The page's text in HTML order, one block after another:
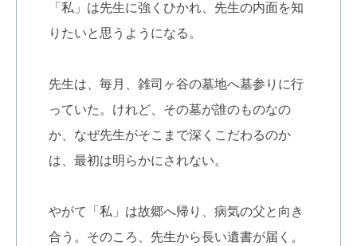
「私」は先生に強くひかれ、先生の内面を知
りたいと思うようになる。
先生は、毎月、雑司ヶ谷の墓地へ墓参りに行
っていた。けれど、その墓が誰のものなの
か、なぜ先生がそこまで深くこだわるのか
は、最初は明らかにされない。
やがて「私」は故郷へ帰り、病気の父と向き
合う。そのころ、先生から長い遺書が届く。